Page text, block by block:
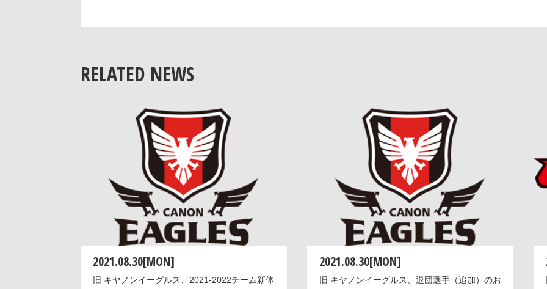
RELATED NEWS
2021.08.30[MON]
旧 キヤノンイーグルス、2021-2022チーム新体
2021.08.30[MON]
旧 キヤノンイーグルス、退団選手（追加）のお